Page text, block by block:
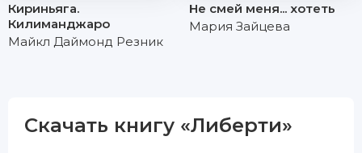
Кириньяга.
Килиманджаро
Майкл Даймонд Резник
Не смей меня... хотеть
Мария Зайцева
Скачать книгу «Либерти»